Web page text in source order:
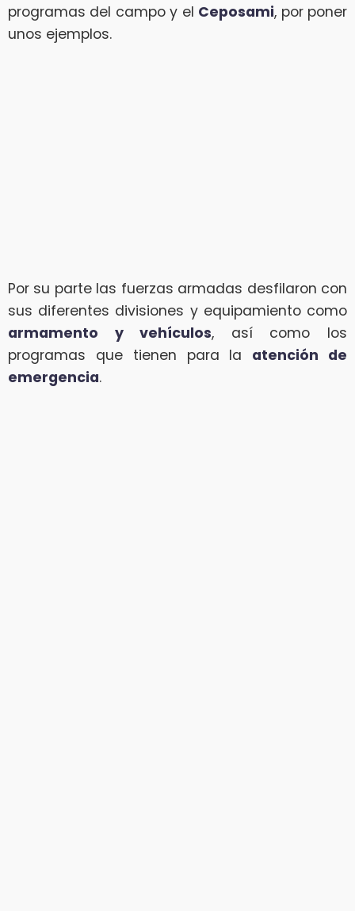
programas del campo y el Ceposami, por poner
unos ejemplos.
Por su parte las fuerzas armadas desfilaron con
sus diferentes divisiones y equipamiento como
armamento y vehículos, así como los
programas que tienen para la atención de
emergencia.